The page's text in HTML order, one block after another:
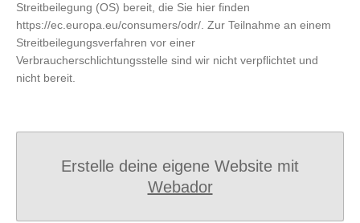
Streitbeilegung (OS) bereit, die Sie hier finden
https://ec.europa.eu/consumers/odr/. Zur Teilnahme an einem
Streitbeilegungsverfahren vor einer
Verbraucherschlichtungsstelle sind wir nicht verpflichtet und
nicht bereit.
Erstelle deine eigene Website mit
Webador